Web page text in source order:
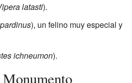
latasti).
), un felino muy especial y
ichneumon).
Monumento